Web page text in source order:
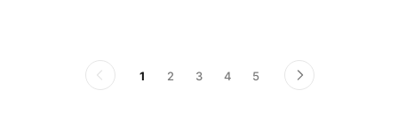
전
1 2 3 4 5
다
음